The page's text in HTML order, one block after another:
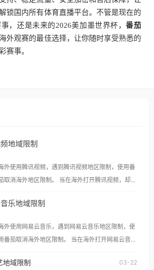
锁国内所有体育直播平台。不管是现在的
，还是未来的2026美加墨世界杯，番茄
外观赛的最佳选择，让你随时享受熟悉的
赛事。
地域限制
外使用腾讯视频，遇到腾讯视频地区限制，使用番
消海外地区限制。 当在海外打开腾讯视频，却突
外用户如香港、澳门、台湾、美国、加拿
其他音乐平台一样，出现地区及版权限制问题，且
在中国大陆地区播放。 遇到这个问题的朋友们，
用番茄回国加速器，即可解决「海外用户收听腾讯
乐地域限制
外使用网易云音乐，遇到网易云音乐地区限制，使
番茄取消海外地区限制。 当在海外打开网易云音
”的提示语。 海外用户如香港、澳门、台湾、美
地域限制 03-22